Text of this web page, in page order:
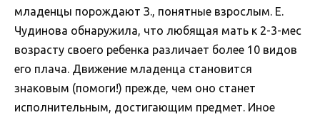
младенцы порождают З., понятные взрослым. Е.
Чудинова обнаружила, что любящая мать к 2-3-мес
возрасту своего ребенка различает более 10 видов
его плача. Движение младенца становится
знаковым (помоги!) прежде, чем оно станет
исполнительным, достигающим предмет. Иное